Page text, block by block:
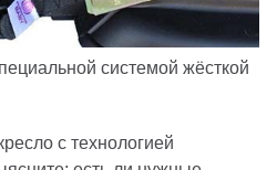
системой жёсткой
с технологией